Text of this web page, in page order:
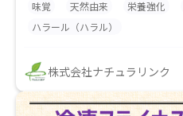
味覚
天然由来 栄養強化
ハラール（ハラル）
株式会社ナチュラリンク